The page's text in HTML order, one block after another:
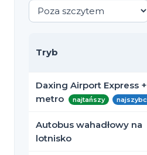
Tryb
Daxing Airport Express +
metro
najtańszy
Autobus wahadłowy na
lotnisko